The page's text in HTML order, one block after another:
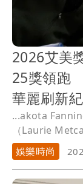
2026艾美
25獎領跑
華麗刷新
...akota
（Laurie
娛樂時尚